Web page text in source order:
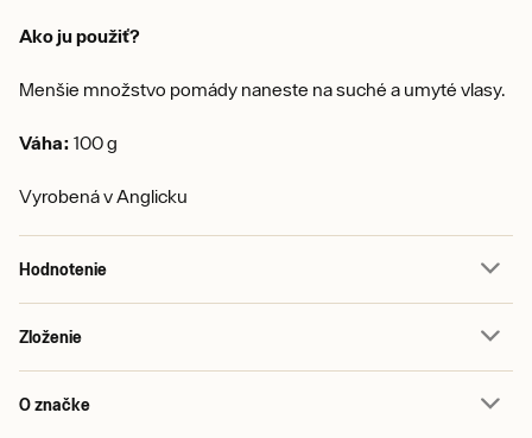
Ako ju použiť?
Menšie množstvo pomády naneste na suché a umyté vlasy.
Váha: 100 g
Vyrobená v Anglicku
Hodnotenie
Zloženie
O značke